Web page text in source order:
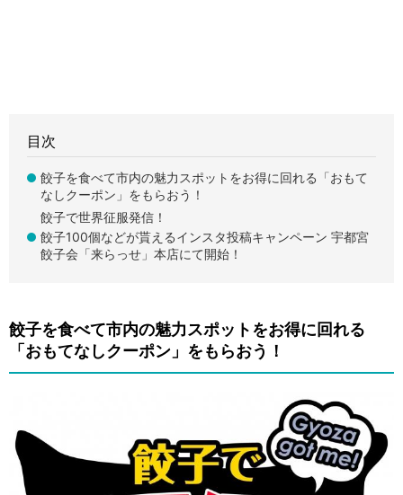
目次
餃子を食べて市内の魅力スポットをお得に回れる「おもて
なしクーポン」をもらおう！
餃子で世界征服発信！
餃子100個などが貰えるインスタ投稿キャンペーン 宇都宮
餃子会「来らっせ」本店にて開始！
餃子を食べて市内の魅力スポットをお得に回れる
「おもてなしクーポン」をもらおう！